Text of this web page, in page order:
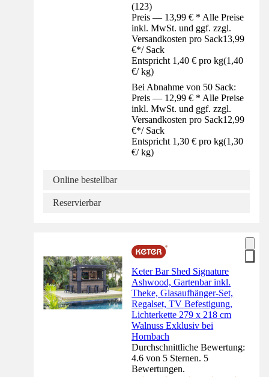
(123)
Preis — 13,99 € * Alle Preise
inkl. MwSt. und ggf. zzgl.
Versandkosten pro Sack13,99
€*/ Sack
Entspricht 1,40 € pro kg(1,40
€/ kg)
Bei Abnahme von 50 Sack:
Preis — 12,99 € * Alle Preise
inkl. MwSt. und ggf. zzgl.
Versandkosten pro Sack12,99
€*/ Sack
Entspricht 1,30 € pro kg(1,30
€/ kg)
Online bestellbar
Reservierbar
Keter Bar Shed Signature
Ashwood, Gartenbar inkl.
Theke, Glasaufhänger-Set,
Regalset, TV Befestigung,
Lichterkette 279 x 218 cm
Walnuss Exklusiv bei
Hornbach
Durchschnittliche Bewertung:
4.6 von 5 Sternen. 5
Bewertungen.